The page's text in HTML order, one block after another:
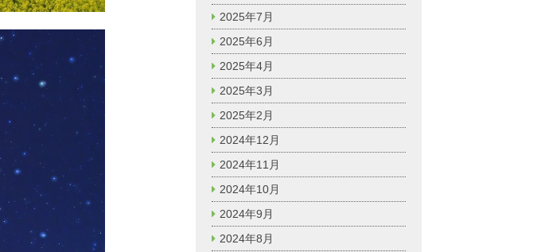
2025年7月
2025年6月
2025年4月
2025年3月
2025年2月
2024年12月
2024年11月
2024年10月
2024年9月
2024年8月